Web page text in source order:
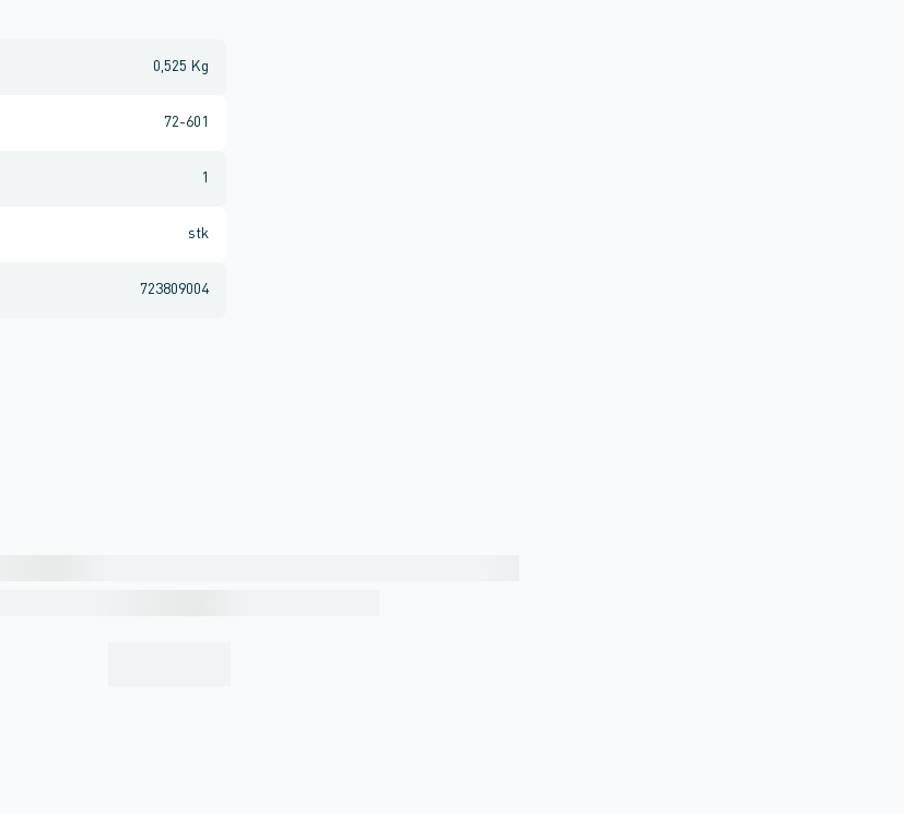
0,525 Kg
72-601
1
stk
723809004